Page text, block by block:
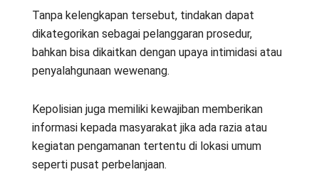
Tanpa kelengkapan tersebut, tindakan dapat
dikategorikan sebagai pelanggaran prosedur,
bahkan bisa dikaitkan dengan upaya intimidasi atau
penyalahgunaan wewenang.
Kepolisian juga memiliki kewajiban memberikan
informasi kepada masyarakat jika ada razia atau
kegiatan pengamanan tertentu di lokasi umum
seperti pusat perbelanjaan.